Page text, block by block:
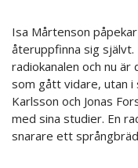
Isa Mårtenson
återuppfinna sig
radiokanalen och nu
som gått vidare, utan i
Karlsson och Jonas
med sina studier. En
snarare ett